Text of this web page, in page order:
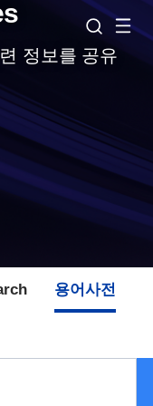
정보를 공유
용어사전